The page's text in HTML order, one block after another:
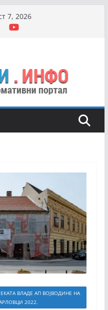
7, 2026
ВЛАДЕ АП ВОЈВОДИНЕ НА
2022.